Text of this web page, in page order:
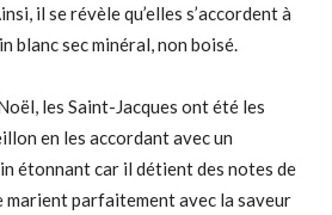
il se révèle qu’elles s’accordent à
blanc sec minéral, non boisé.
les Saint-Jacques ont été les
en les accordant avec un
étonnant car il détient des notes de
parfaitement avec la saveur